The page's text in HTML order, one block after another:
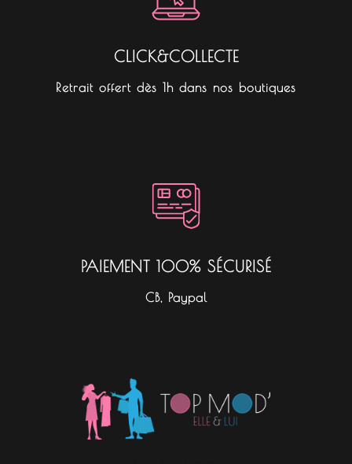
CLICK&COLLECTE
Retrait offert dès 1h dans nos boutiques
PAIEMENT 100% SÉCURISÉ
CB, Paypal